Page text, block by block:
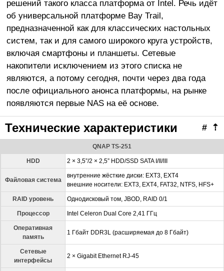
решений такого класса платформа от Intel. Речь идёт
об универсальной платформе Bay Trail,
предназначенной как для классических настольных
систем, так и для самого широкого круга устройств,
включая смартфоны и планшеты. Сетевые
накопители исключением из этого списка не
являются, а потому сегодня, почти через два года
после официального анонса платформы, на рынке
появляются первые NAS на её основе.
⇡
#
Технические характеристики
QNAP TS-251
HDD 2 × 3,5”/2 × 2,5” HDD/SSD SATA I/II/III
Файловая система
внутренние жёсткие диски: EXT3, EXT4
внешние носители: EXT3, EXT4, FAT32, NTFS, HFS+
RAID уровень Однодисковый том, JBOD, RAID 0/1
Процессор Intel Celeron Dual Core 2,41 ГГц
Оперативная
память
1 Гбайт DDR3L (расширяемая до 8 Гбайт)
Сетевые
интерфейсы
2 × Gigabit Ethernet RJ-45